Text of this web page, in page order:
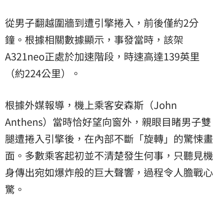
從男子翻越圍牆到遭引擎捲入，前後僅約2分
鐘。根據相關數據顯示，事發當時，該架
A321neo正處於加速階段，時速高達139英里
（約224公里）。
根據外媒報導，機上乘客安森斯（John
Anthens）當時恰好望向窗外，親眼目睹男子雙
腿遭捲入引擎後，在內部不斷「旋轉」的驚悚畫
面。多數乘客起初並不清楚發生何事，只聽見機
身傳出宛如爆炸般的巨大聲響，過程令人膽戰心
驚。